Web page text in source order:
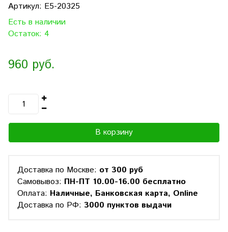
Артикул: E5-20325
Есть в наличии
Остаток: 4
960 руб.
В корзину
Доставка по Москве: от 300 руб
Самовывоз: ПН-ПТ 10.00-16.00 бесплатно
Оплата: Наличные, Банковская карта, Online
Доставка по РФ: 3000 пунктов выдачи